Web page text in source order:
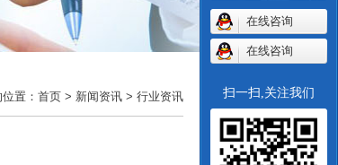
位置：首页 > 新闻资讯 > 行业资讯
在线咨询
在线咨询
扫一扫,关注我们